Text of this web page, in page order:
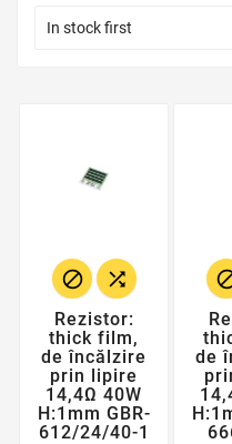
In stock first
 
Rezistor:
thick film,
de încălzire
prin lipire
14,4Ω 40W
H:1mm GBR-
612/24/40-1
de